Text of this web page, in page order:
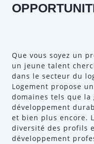
Que vous soyez un
un jeune talent
dans le secteur du
Logement propose
domaines tels que
développement
et bien plus encore.
diversité des profils
développement